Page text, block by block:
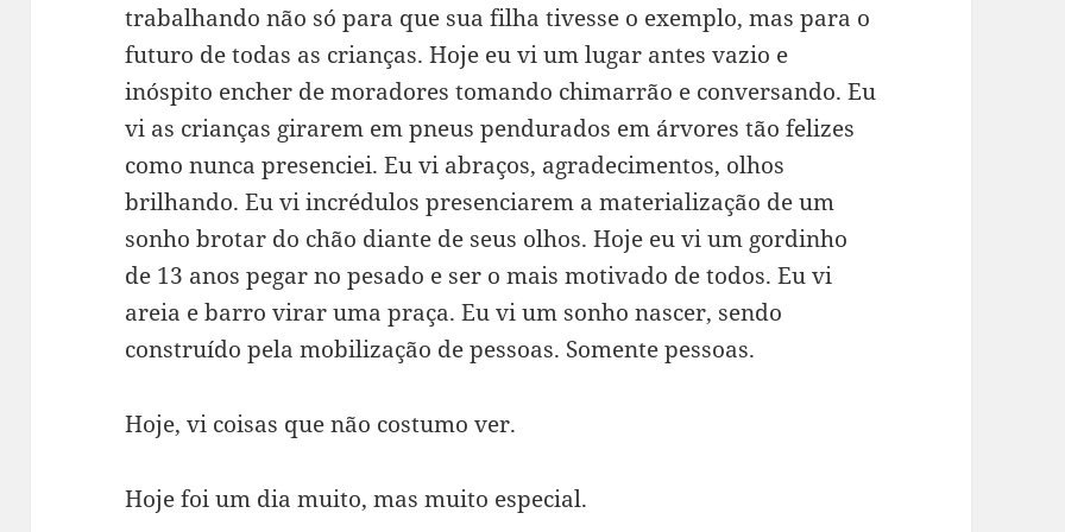
trabalhando não só para que sua filha tivesse o exemplo, mas para o
futuro de todas as crianças. Hoje eu vi um lugar antes vazio e
inóspito encher de moradores tomando chimarrão e conversando. Eu
vi as crianças girarem em pneus pendurados em árvores tão felizes
como nunca presenciei. Eu vi abraços, agradecimentos, olhos
brilhando. Eu vi incrédulos presenciarem a materialização de um
sonho brotar do chão diante de seus olhos. Hoje eu vi um gordinho
de 13 anos pegar no pesado e ser o mais motivado de todos. Eu vi
areia e barro virar uma praça. Eu vi um sonho nascer, sendo
construído pela mobilização de pessoas. Somente pessoas.
Hoje, vi coisas que não costumo ver.
Hoje foi um dia muito, mas muito especial.